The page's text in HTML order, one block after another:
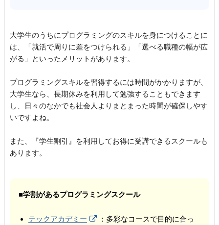
大学生のうちにプログラミングのスキルを身につけることに
は、「就活で周りに差をつけられる」「選べる職種の幅が広
がる」といったメリットがあります。
プログラミングスキルを習得するには時間がかかりますが、
大学生なら、長期休みを利用して勉強することもできます
し、日々のなかでも社会人よりまとまった時間が確保しやす
いですよね。
また、『学生割引』を利用してお得に受講できるスクールも
あります。
■学割があるプログラミングスクール
テックアカデミー
：多彩なコースで目的に合っ